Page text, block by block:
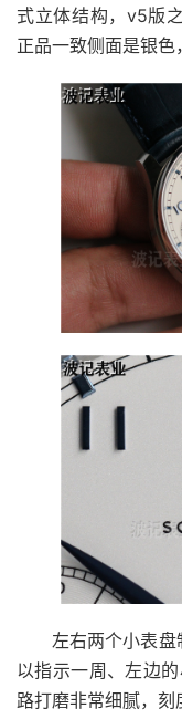
式立体结构，v5版
正品一致侧面是银色
左右两个小表
以指示一周、左边
路打磨非常细腻，刻